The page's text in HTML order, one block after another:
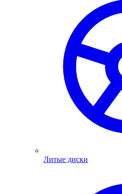
Литые диски